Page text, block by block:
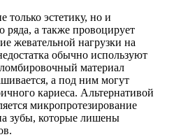
только эстетику, но и
ряда, а также провоцирует
жевательной нагрузки на
обычно используют
материал
а под ним могут
кариеса. Альтернативой
микропротезирование
зубы, которые лишены